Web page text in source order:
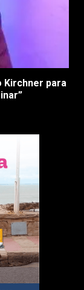
Kirchner para